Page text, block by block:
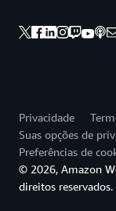
Privacidade
Suas opções de
Preferências de
© 2026, Amazon
direitos reservados.